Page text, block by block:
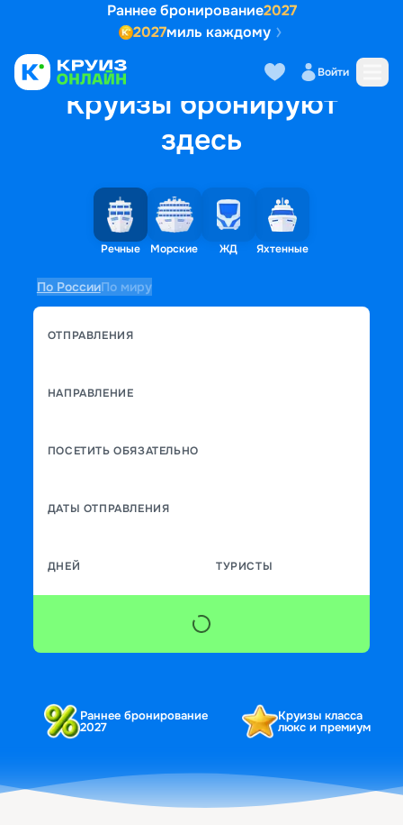
Раннее бронирование2027
2027миль каждому
Войти
Круизы бронируют
здесь
Речные Морские ЖД Яхтенные
По РоссииПо миру
ОТПРАВЛЕНИЯ
НАПРАВЛЕНИЕ
ПОСЕТИТЬ ОБЯЗАТЕЛЬНО
ДАТЫ ОТПРАВЛЕНИЯ
ДНЕЙ ТУРИСТЫ
Раннее бронирование
2027
Круизы класса
люкс и премиум